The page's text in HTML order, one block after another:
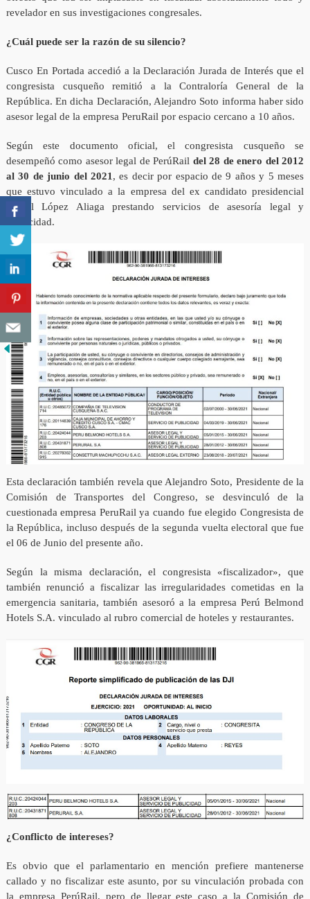
revelador en sus investigaciones congresales.
¿Cuál puede ser la razón de su silencio?
Cusco En Portada accedió a la Declaración Jurada de Interés que el
congresista cusqueño remitió a la Contraloría General de la
República. En dicha Declaración, Alejandro Soto informa haber sido
asesor legal de la empresa PeruRail por espacio cercano a 10 años.
Según este documento oficial, el congresista cusqueño se
desempeñó como asesor legal de PerúRail del 28 de enero del 2012
al 30 de junio del 2021 , es decir por espacio de 9 años y 5 meses
que estuvo vinculado a la empresa del ex candidato presidencial
Rafael López Aliaga prestando servicios de asesoría legal y
publicidad.
Esta declaración también revela que Alejandro Soto, Presidente de la
Comisión de Transportes del Congreso, se desvinculó de la
cuestionada empresa PeruRail ya cuando fue elegido Congresista de
la República, incluso después de la segunda vuelta electoral que fue
el 06 de Junio del presente año.
Según la misma declaración, el congresista «fiscalizador», que
también renunció a fiscalizar las irregularidades cometidas en la
emergencia sanitaria, también asesoró a la empresa Perú Belmond
Hotels S.A. vinculado al rubro comercial de hoteles y restaurantes.
¿Conflicto de intereses?
Es obvio que el parlamentario en mención prefiere mantenerse
callado y no fiscalizar este asunto, por su vinculación probada con
la empresa PerúRail, pero de llegar este caso a la Comisión de